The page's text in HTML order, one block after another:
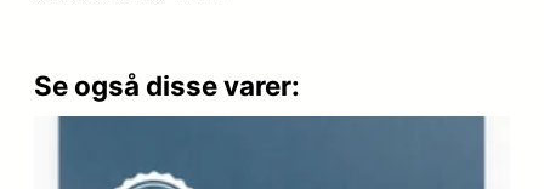
Se også disse varer: